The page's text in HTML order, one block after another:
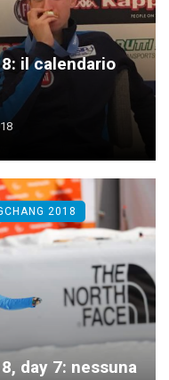
il calendario
day 7: nessuna
2018